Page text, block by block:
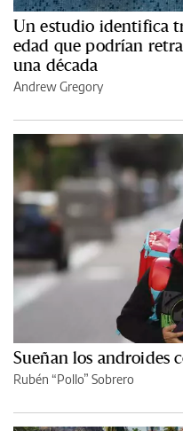
Un estudio identifica
edad que podrían
una década
Andrew Gregory
Sueñan los androides
Rubén “Pollo” Sobrero